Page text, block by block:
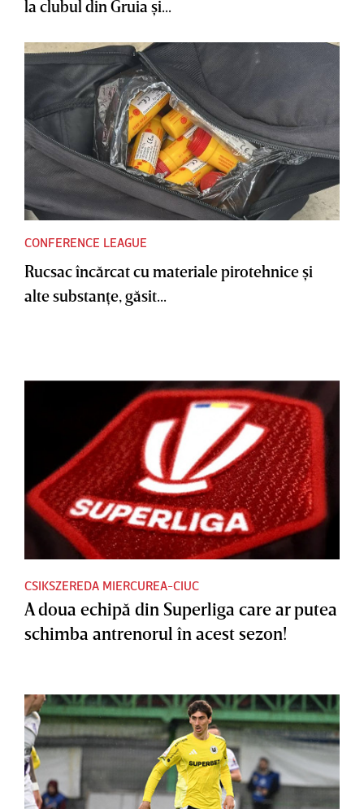
la clubul din Gruia şi...
CONFERENCE LEAGUE
Rucsac încărcat cu materiale pirotehnice şi
alte substanţe, găsit...
CSIKSZEREDA MIERCUREA-CIUC
A doua echipă din Superliga care ar putea
schimba antrenorul în acest sezon!